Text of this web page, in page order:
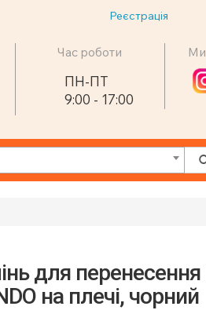
Реєстрація
Час роботи
ПН-ПТ
9:00 - 17:00
для
на плечі, чорний